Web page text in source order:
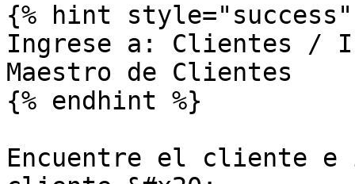
{% hint style="success"
Ingrese a: Clientes /
Maestro de Clientes
{% endhint %}
Encuentre el cliente